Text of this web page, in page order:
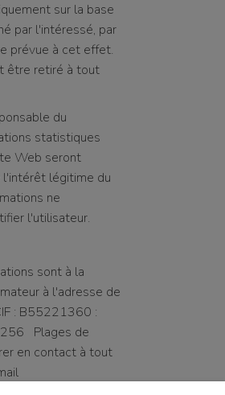
sur la base
par l'intéressé, par
prévue à cet effet.
être retiré à tout
du
statistiques
Web seront
légitime du
ne
l'utilisateur.
sont à la
à l'adresse de
: B55221360 :
Plages de
en contact à tout